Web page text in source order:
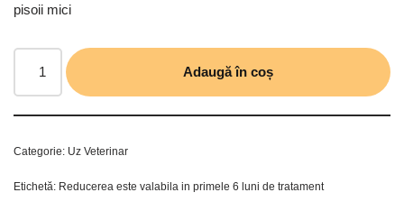
pisoii mici
Adaugă în coș
Categorie: Uz Veterinar
Etichetă: Reducerea este valabila in primele 6 luni de tratament